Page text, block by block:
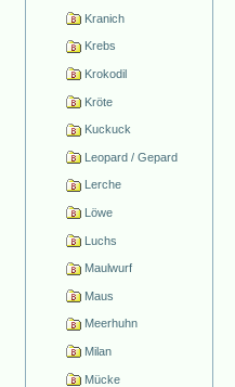
Kranich
Krebs
Krokodil
Kröte
Kuckuck
Leopard / Gepard
Lerche
Löwe
Luchs
Maulwurf
Maus
Meerhuhn
Milan
Mücke